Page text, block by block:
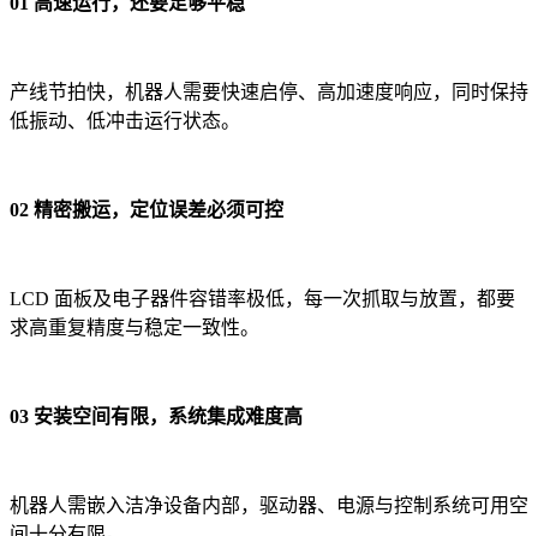
产线节拍快，机器人需要快速启停、高加速度响应，同时保持
低振动、低冲击运行状态。
02 精密搬运，定位误差必须可控
LCD 面板及电子器件容错率极低，每一次抓取与放置，都要
求高重复精度与稳定一致性。
03 安装空间有限，系统集成难度高
机器人需嵌入洁净设备内部，驱动器、电源与控制系统可用空